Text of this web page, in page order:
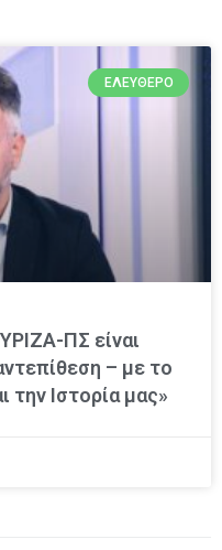
ΕΛΕΎΘΕΡΟ
ΠΣ είναι
– με το
την Ιστορία μας»